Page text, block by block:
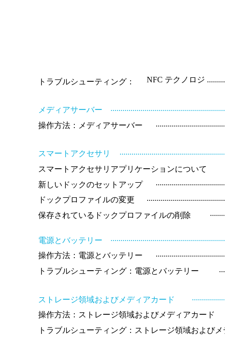
トラブルシューティング： NFC テクノロジ
メディアサーバー
操作方法：メディアサーバー
スマートアクセサリ
スマートアクセサリアプリケーションについて
新しいドックのセットアップ
ドックプロファイルの変更
保存されているドックプロファイルの削除
電源とバッテリー
操作方法：電源とバッテリー
トラブルシューティング：電源とバッテリー
ストレージ領域およびメディアカード
操作方法：ストレージ領域およびメディアカード
トラブルシューティング：ストレージ領域および